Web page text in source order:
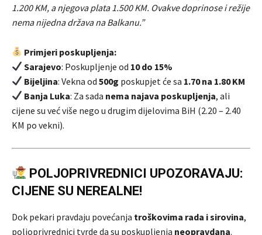
1.200 KM, a njegova plata 1.500 KM. Ovakve doprinose i režije
nema nijedna država na Balkanu.”
Primjeri poskupljenja:
Sarajevo: Poskupljenje od 10 do 15%
Bijeljina: Vekna od500g poskupjet će sa 1.70 na 1.80 KM
Banja Luka: Za sada nema najava poskupljenja, ali
cijene su već više nego u drugim dijelovima BiH (2.20 – 2.40
KM po vekni).
POLJOPRIVREDNICI UPOZORAVAJU:
CIJENE SU NEREALNE!
Dok pekari pravdaju povećanja troškovima rada i sirovina,
poljoprivrednici tvrde da su poskupljenja neopravdana.